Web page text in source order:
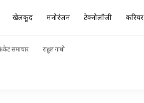
खेलकूद मनोरंजन टेक्नोलॉजी करियर
समाचार राहुल गांधी